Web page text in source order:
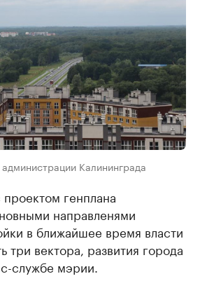
Калининграда
генплана
направленями
в ближайшее время власти
три вектора, развития города
службе мэрии.